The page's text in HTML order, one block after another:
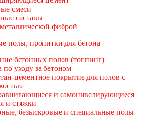
смеси
составы
фиброй
полы, пропитки для бетона
бетонных полов (топпинг)
по уходу за бетоном
цементное покрытие для полов с
и самонивелирующиеся
и стяжки
безыскровые и специальные полы